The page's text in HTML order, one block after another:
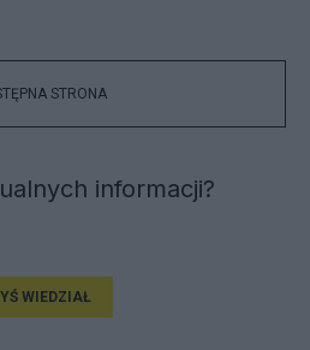
STRONA
informacji?
WIEDZIAŁ